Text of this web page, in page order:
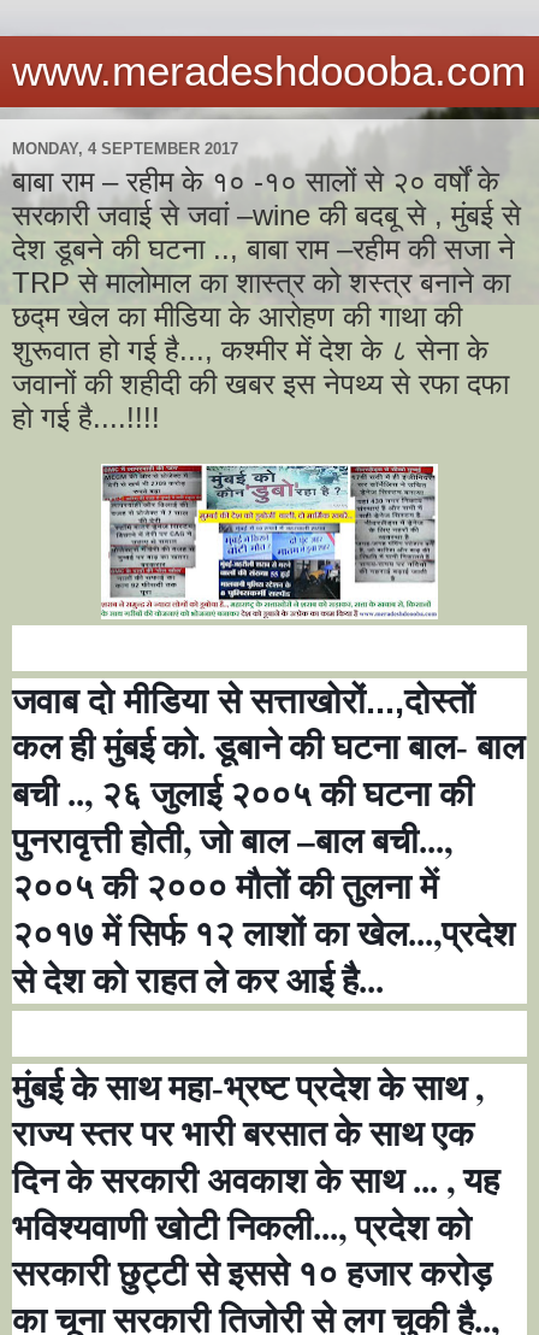
www.meradeshdoooba.com
MONDAY, 4 SEPTEMBER 2017
बाबा राम – रहीम के १० -१० सालों से २० वर्षों के
सरकारी जवाई से जवां –wine की बदबू से , मुंबई से
देश डूबने की घटना .., बाबा राम –रहीम की सजा ने
TRP से मालोमाल का शास्त्र को शस्त्र बनाने का
छद्म खेल का मीडिया के आरोहण की गाथा की
शुरूवात हो गई है..., कश्मीर में देश के ८ सेना के
जवानों की शहीदी की खबर इस नेपथ्य से रफा दफा
हो गई है....!!!!
जवाब दो मीडिया से सत्ताखोरों...,दोस्तों
कल ही मुंबई को. डूबाने की घटना बाल- बाल
बची .., २६ जुलाई २००५ की घटना की
पुनरावृत्ती होती,जो बाल–बाल बची...,
२००५ की २००० मौतों की तुलना में
२०१७ में सिर्फ १२ लाशों का खेल...,प्रदेश
से देश को राहत ले कर आई है...
मुंबई के साथ महा-भ्रष्ट प्रदेश के साथ,
राज्य स्तर पर भारी बरसात के साथ एक
दिन के सरकारी अवकाश के साथ ... ,यह
भविश्यवाणी खोटी निकली...,प्रदेश को
सरकारी छुट्टी से इससे १० हजार करोड़
का चूना सरकारी तिजोरी से लग चुकी है..,